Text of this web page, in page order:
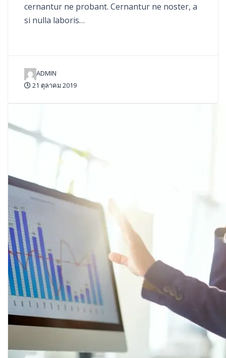
cernantur ne probant. Cernantur ne noster, a
si nulla laboris…
ADMIN
21 ตุลาคม 2019